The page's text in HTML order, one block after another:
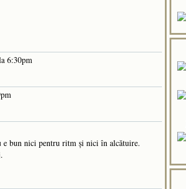
6:30pm
e bun nici pentru ritm şi nici în alcătuire.